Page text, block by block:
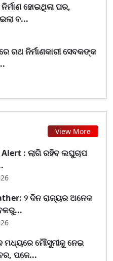
ହୋଇଥିଲା ଘର,
ବ...
ରଥ ନିର୍ମାଣକାରୀ ସେବକଙ୍କ
View More
: ଲାଗି ରହିବ ଲଘୁଚାପ
୨ ଦିନ ରାଜ୍ୟର ଅନେକ
ମଧ୍ୟରେ ମୌସୁମୀକୁ ନେଇ
ପଜେ...